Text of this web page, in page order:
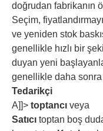
doğrudan fabrikanın
Seçim,
ve yeniden stok
genellikle hızlı bir
duyan yeni
genellikle daha
Tedarikçi
A]]> toptancı veya
Satıcı toptan boş